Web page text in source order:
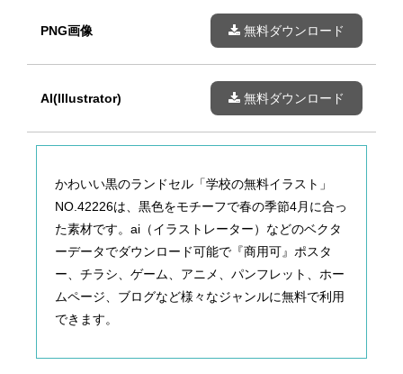
PNG画像 無料ダウンロード
AI(Illustrator) 無料ダウンロード
かわいい黒のランドセル「学校の無料イラスト」
NO.42226は、黒色をモチーフで春の季節4月に合っ
た素材です。ai（イラストレーター）などのベクタ
ーデータでダウンロード可能で『商用可』ポスタ
ー、チラシ、ゲーム、アニメ、パンフレット、ホー
ムページ、ブログなど様々なジャンルに無料で利用
できます。